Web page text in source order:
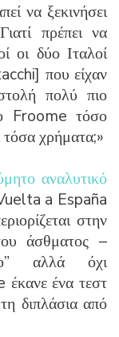
να ξεκινήσει
πρέπει να
οι δύο Ιταλοί
που είχαν
πολύ πιο
Froome τόσο
τόσα χρήματα;»
αναλυτικό
a España
στην
άσθματος –
αλλά όχι
ένα τεστ
διπλάσια από